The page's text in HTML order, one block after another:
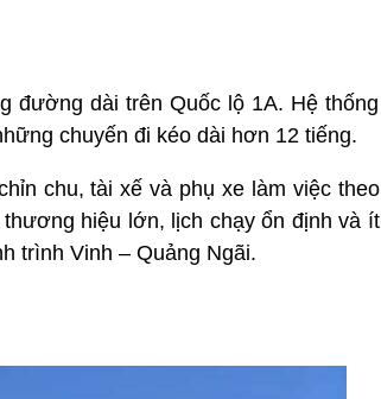
đường dài trên Quốc lộ 1A. Hệ thống
chuyến đi kéo dài hơn 12 tiếng.
chu, tài xế và phụ xe làm việc theo
hiệu lớn, lịch chạy ổn định và ít
trình Vinh – Quảng Ngãi.